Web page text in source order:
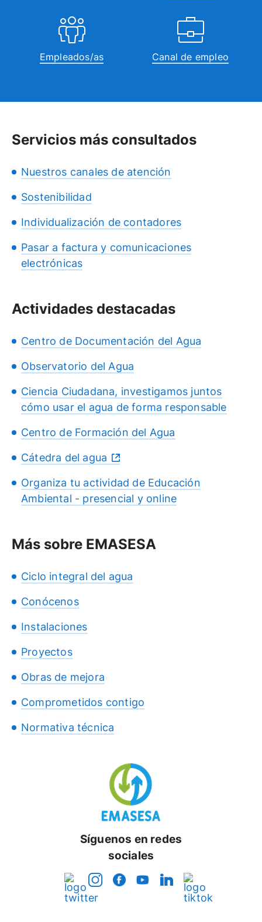
Empleados/as Canal de empleo
Servicios más consultados
Nuestros canales de atención
Sostenibilidad
Individualización de contadores
Pasar a factura y comunicaciones
electrónicas
Actividades destacadas
Centro de Documentación del Agua
Observatorio del Agua
Ciencia Ciudadana, investigamos juntos
cómo usar el agua de forma responsable
Centro de Formación del Agua
Cátedra del agua
Organiza tu actividad de Educación
Ambiental - presencial y online
Más sobre EMASESA
Ciclo integral del agua
Conócenos
Instalaciones
Proyectos
Obras de mejora
Comprometidos contigo
Normativa técnica
Síguenos en redes
sociales